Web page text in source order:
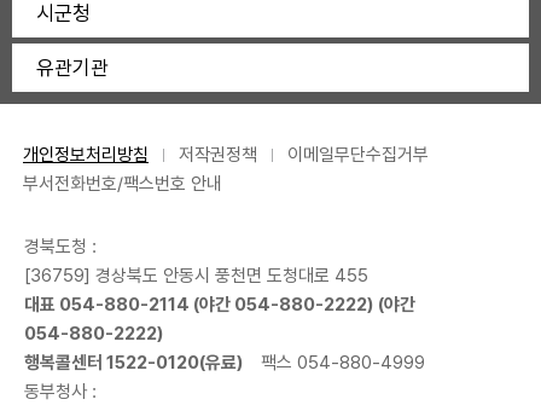
시군청
유관기관
개인정보처리방침 저작권정책
이메일무단수집거부
부서전화번호/팩스번호 안내
경북도청 :
[36759] 경상북도 안동시 풍천면 도청대로 455
대표 054-880-2114 (야간 054-880-2222) (야간
054-880-2222)
행복콜센터 1522-0120(유료)
팩스 054-880-4999
동부청사 :